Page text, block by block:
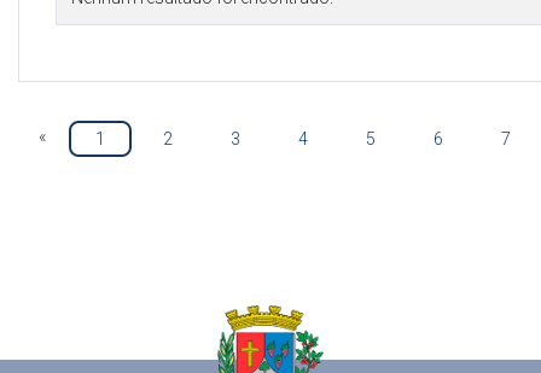
« 1 2 3 4 5 6 7